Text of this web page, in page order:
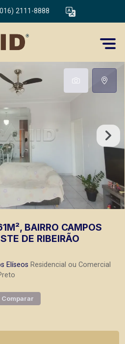
2111-8888
BAIRRO CAMPOS
DE RIBEIRÃO
Elíseos Residencial ou Comercial
Comparar